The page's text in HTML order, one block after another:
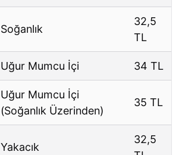
Soğanlık
32,5
TL
Uğur Mumcu İçi 34 TL
Uğur Mumcu İçi
(Soğanlık Üzerinden)
35 TL
Yakacık
32,5